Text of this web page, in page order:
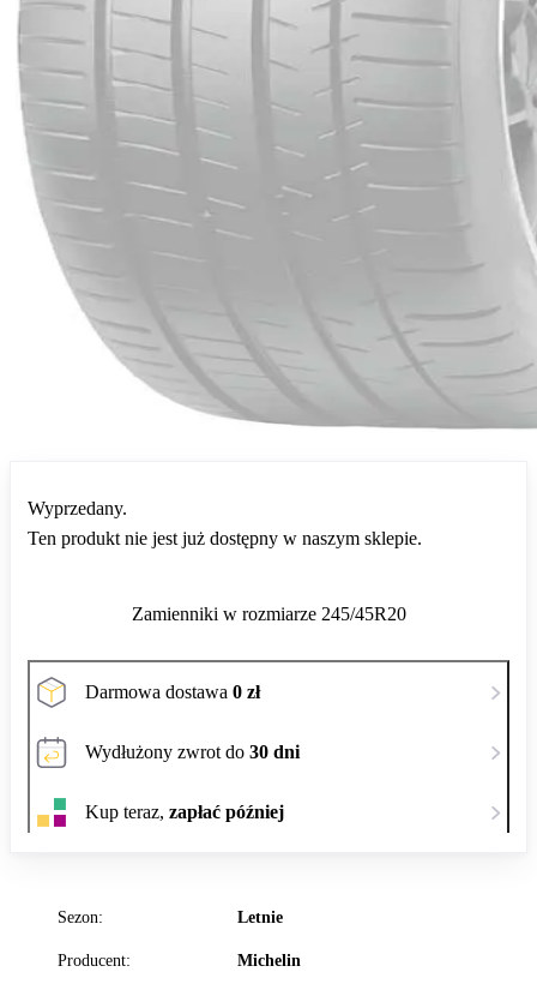
Sezon: Letnie
Producent: Michelin
Wyprzedany.
Ten produkt nie jest już dostępny w naszym sklepie.
Zamienniki w rozmiarze 245/45R20
Darmowa dostawa 0 zł
Wydłużony zwrot do 30 dni
Kup teraz, zapłać później